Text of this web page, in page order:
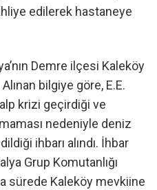
edilerek hastaneye
Demre ilçesi Kaleköy
bilgiye göre, E.E.
krizi geçirdiği ve
nedeniyle deniz
ihbarı alındı. İhbar
Grup Komutanlığı
sürede Kaleköy mevkiine